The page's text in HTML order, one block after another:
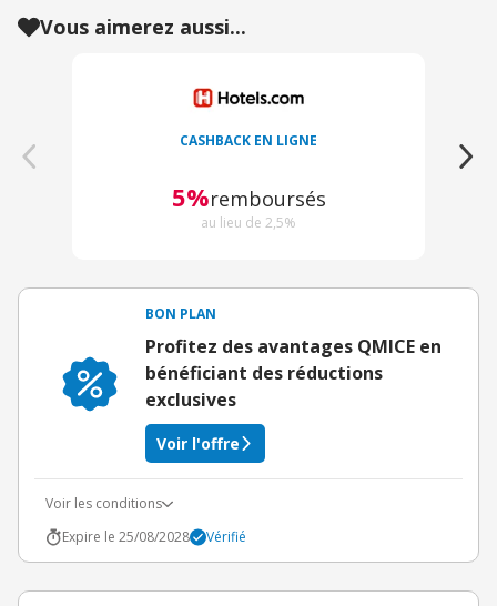
Vous aimerez aussi...
CASHBACK EN LIGNE
5%remboursés
au lieu de 2,5%
BON PLAN
Profitez des avantages QMICE en
bénéficiant des réductions
exclusives
Voir l'offre
Voir les conditions
Expire le 25/08/2028
Vérifié